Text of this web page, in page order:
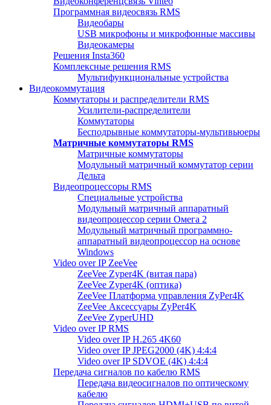
Программная видеосвязь RMS
Видеобары
USB микрофоны и микрофонные массивы
Видеокамеры
Решения Insta360
Комплексные решения RMS
Мультифункциональные устройства
Видеокоммутация
Коммутаторы и распределители RMS
Усилители-распределители
Коммутаторы
Бесподрывные коммутаторы-мультивьюеры
Матричные коммутаторы RMS
Матричные коммутаторы
Модульный матричный коммутатор серии
Дельта
Видеопроцессоры RMS
Специальные устройства
Модульный матричный аппаратный
видеопроцессор серии Омега 2
Модульный матричный программно-
аппаратный видеопроцессор на основе
Windows
Video over IP ZeeVee
ZeeVee Zyper4K (витая пара)
ZeeVee Zyper4K (оптика)
ZeeVee Платформа управления ZyPer4K
ZeeVee Аксессуары ZyPer4K
ZeeVee ZyperUHD
Video over IP RMS
Video over IP H.265 4K60
Video over IP JPEG2000 (4K) 4:4:4
Video over IP SDVOE (4K) 4:4:4
Передача сигналов по кабелю RMS
Передача видеосигналов по оптическому
кабелю